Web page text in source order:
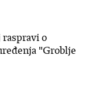
raspravi o
"Groblje